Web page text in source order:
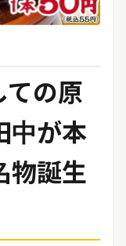
の原
中が本
物誕生